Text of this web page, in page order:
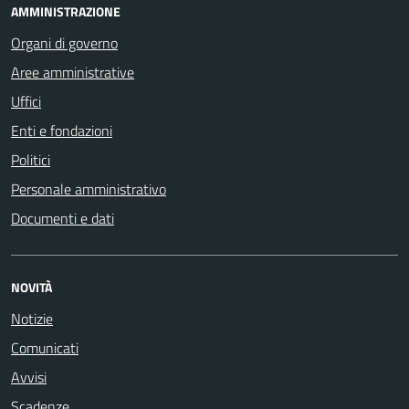
AMMINISTRAZIONE
Organi di governo
Aree amministrative
Uffici
Enti e fondazioni
Politici
Personale amministrativo
Documenti e dati
NOVITÀ
Notizie
Comunicati
Avvisi